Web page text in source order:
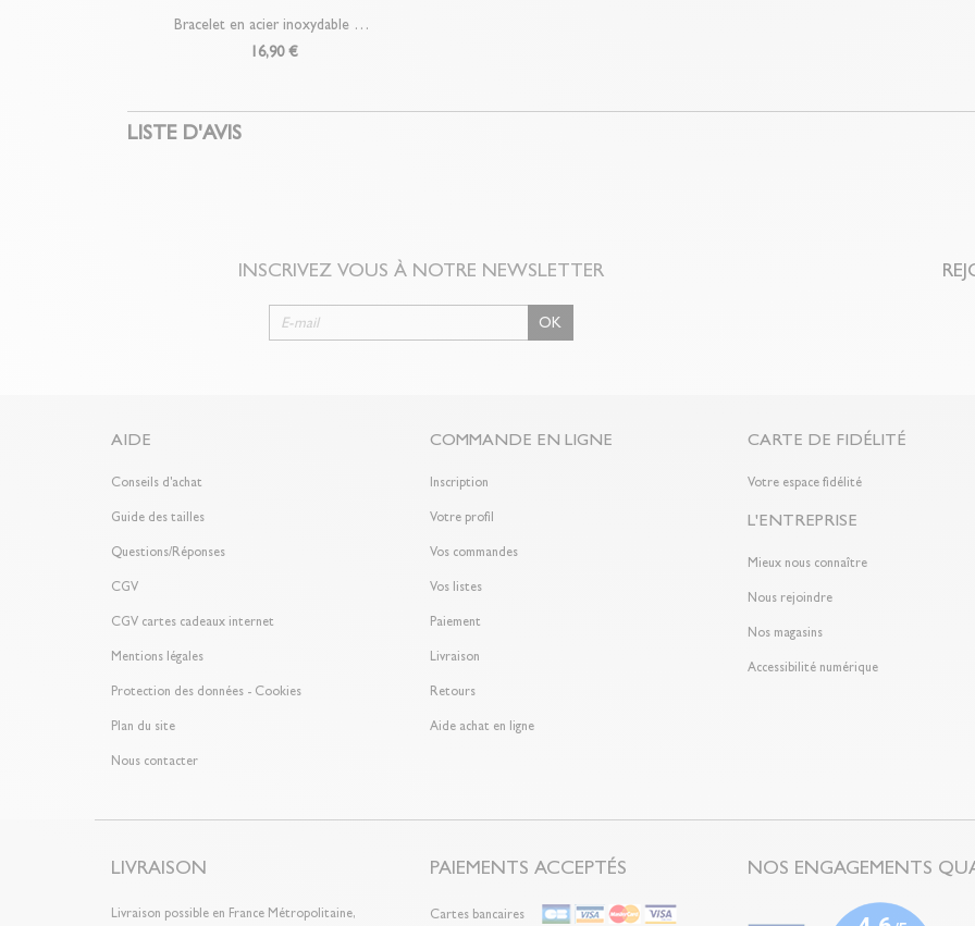
Bracelet en acier inoxydable Dorian
16,90 €
LISTE D'AVIS
INSCRIVEZ VOUS À NOTRE NEWSLETTER
OK
AIDE
Conseils d'achat
Guide des tailles
Questions/Réponses
CGV
CGV cartes cadeaux internet
Mentions légales
Protection des données - Cookies
Plan du site
Nous contacter
COMMANDE EN LIGNE
Inscription
Votre profil
Vos commandes
Vos listes
Paiement
Livraison
Retours
Aide achat en ligne
CARTE DE FIDÉLITÉ
Votre espace fidélité
L'ENTREPRISE
Mieux nous connaître
Nous rejoindre
Nos magasins
Accessibilité numérique
LIVRAISON
Livraison possible en France Métropolitaine,
PAIEMENTS ACCEPTÉS
Cartes bancaires
NOS ENGAGEMENTS